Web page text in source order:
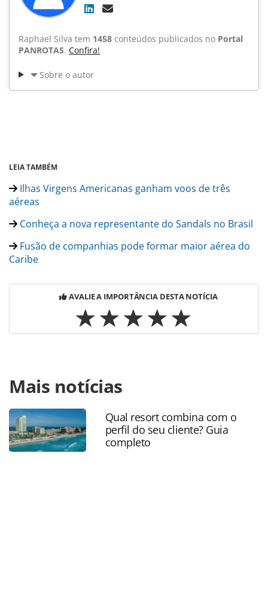
Raphael Silva tem 1458 conteúdos publicados no Portal
PANROTAS. Confira!
Sobre o autor
LEIA TAMBÉM
Ilhas Virgens Americanas ganham voos de três
aéreas
Conheça a nova representante do Sandals no Brasil
Fusão de companhias pode formar maior aérea do
Caribe
AVALIE A IMPORTÂNCIA DESTA NOTÍCIA
https://www.panrotas.com.br/hotelaria/investimentos/
san-juan-hotel-investe-us-65-mi-e-reabre-em-
outubro_153048.html ou as ferramentas oferecidas na
página. Todo o conteúdo produzido pela PANROTAS
Editora é protegido pela legislação brasileira sobre direito
autoral. Não reproduza o conteúdo sem autorização da
Mais notícias
Qual resort combina com o
perfil do seu cliente? Guia
completo